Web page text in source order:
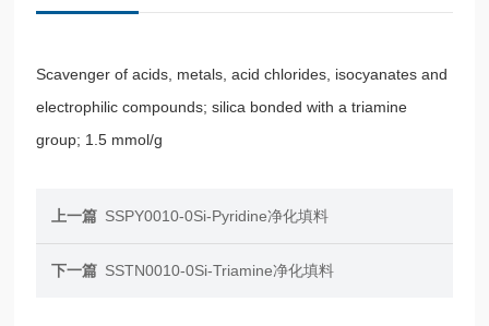
Scavenger of acids, metals, acid chlorides, isocyanates and
electrophilic compounds; silica bonded with a triamine
group; 1.5 mmol/g
上一篇 SSPY0010-0Si-Pyridine净化填料
下一篇 SSTN0010-0Si-Triamine净化填料